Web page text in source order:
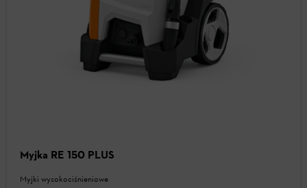
Myjka RE 150 PLUS
Myjki wysokociśnieniowe